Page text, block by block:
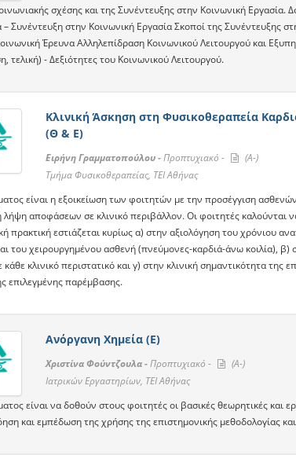
σχέσης και της Συνέντευξης στην Κοινωνική Εργασία.
– Συνέντευξη στην Κοινωνική Εργασία Σκοποί της Συνέντευξης
Έρευνα Αλληλεπίδραση Κοινωνικού Λειτουργού και
τελική) - Δεξιότητες του Κοινωνικού Λειτουργού.
Κλινική Άσκηση στη Φυσικοθεραπεία
(Θ & Ε)
Ειρήνη Γραμματοπούλου -Προπτυχιακό -
(A-)
Τμήμα Φυσικοθεραπείας, ΤΕΙ Αθήνας
είναι η εξοικείωση των φοιτητών με την προσέγγιση
λήψη αποφάσεων σε κλινικό περιβάλλον. Οι φοιτητές
πρακτική εστιάζεται κυρίως α) στην αξιολόγηση του χρόνιου
του χειρουργημένου ασθενή (πνεύμονες-καρδιά-άνω κοιλία),
κλινικό περιστατικό και γ) στην κλινική σημαντικότητα της
επιλεγμένης παρέμβασης.
Ανόργανη Χημεία (Ε)
Χριστίνα Φούντζουλα -Προπτυχιακό -
(A-)
Ιατρικών Εργαστηρίων, ΤΕΙ Αθήνας
είναι να δοθούν στους φοιτητές οι βασικές θεωρητικές και
και εμπέδωση της χρήσης της επιστημονικής μεθοδολογίας